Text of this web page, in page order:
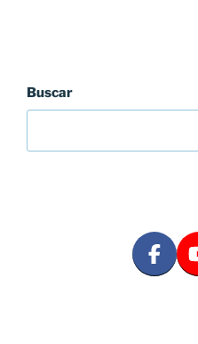
Buscar